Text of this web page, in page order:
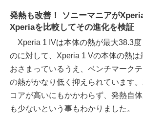
発熱も改善！ ソニーマニアが
Xperiaを比較してその進化を検証
Xperia 1 IVは本体の熱が最大38.3度
のに対して、Xperia 1 Vの本体の熱は
おさまっているうえ、ベンチマーク
の熱がかなり低く抑えられています
コアが高いにもかかわらず、発熱自
も少ないという事もわかりました。